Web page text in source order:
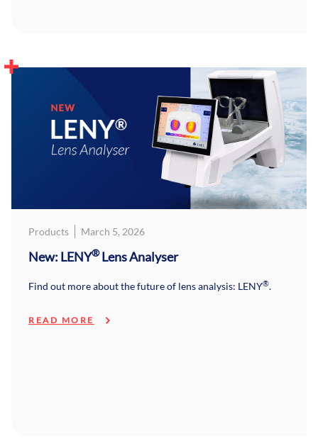
Products March 5, 2026
New: LENY®Lens Analyser
Find out more about the future of lens analysis: LENY®.
READ MORE